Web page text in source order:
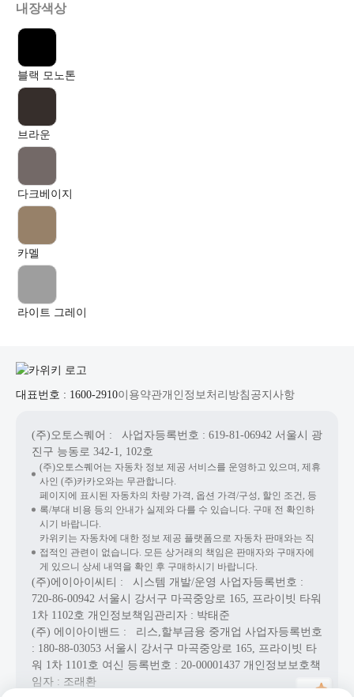
내장색상
블랙 모노톤
브라운
다크베이지
카멜
라이트 그레이
대표번호 : 1600-2910이용약관개인정보처리방침 공지사항
(주)오토스퀘어 : 사업자등록번호 : 619-81-06942 서울시 광
진구 능동로 342-1, 102호
(주)오토스퀘어는 자동차 정보 제공 서비스를 운영하고 있으며, 제휴
사인 (주)카카오와는 무관합니다.
페이지에 표시된 자동차의 차량 가격, 옵션 가격/구성, 할인 조건, 등
록/부대 비용 등의 안내가 실제와 다를 수 있습니다. 구매 전 확인하
시기 바랍니다.
카위키는 자동차에 대한 정보 제공 플랫폼으로 자동차 판매와는 직
접적인 관련이 없습니다. 모든 상거래의 책임은 판매자와 구매자에
게 있으니 상세 내역을 확인 후 구매하시기 바랍니다.
(주)에이아이씨티 : 시스템 개발/운영 사업자등록번호 :
720-86-00942 서울시 강서구 마곡중앙로 165, 프라이빗 타워
1차 1102호 개인정보책임관리자 : 박태준
(주) 에이아이밴드 : 리스,할부금융 중개업 사업자등록번호
: 180-88-03053 서울시 강서구 마곡중앙로 165, 프라이빗 타
워 1차 1101호 여신 등록번호 : 20-00001437 개인정보보호책
임자 : 조래환